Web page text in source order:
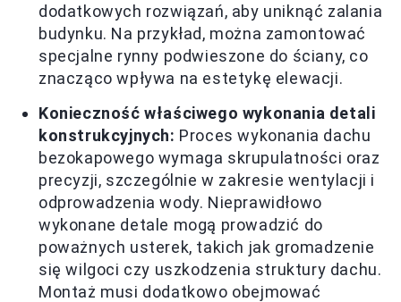
dodatkowych rozwiązań, aby uniknąć zalania
budynku. Na przykład, można zamontować
specjalne rynny podwieszone do ściany, co
znacząco wpływa na estetykę elewacji.
Konieczność właściwego wykonania detali
konstrukcyjnych: Proces wykonania dachu
bezokapowego wymaga skrupulatności oraz
precyzji, szczególnie w zakresie wentylacji i
odprowadzenia wody. Nieprawidłowo
wykonane detale mogą prowadzić do
poważnych usterek, takich jak gromadzenie
się wilgoci czy uszkodzenia struktury dachu.
Montaż musi dodatkowo obejmować